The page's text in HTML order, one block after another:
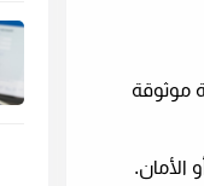
موثوقة
الأمان.